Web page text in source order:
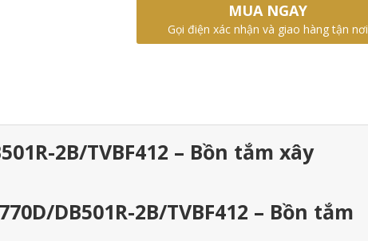
MUA NGAY
Gọi điện xác nhận và giao hàng tận nơi
2B/TVBF412 – Bồn tắm xây
DB501R-2B/TVBF412 – Bồn tắm